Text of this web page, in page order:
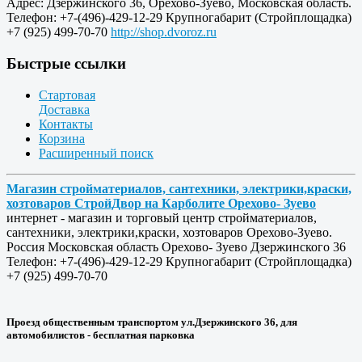
Адрес: Дзержинского 36, Орехово-Зуево, Московская область.
Телефон: +7-(496)-429-12-29 Крупногабарит (Стройплощадка)
+7 (925) 499-70-70 http://shop.dvoroz.ru
Быстрые ссылки
Стартовая
Доставка
Контакты
Корзина
Расширенный поиск
Магазин стройматериалов, сантехники, электрики,краски,
хозтоваров СтройДвор на Карболите Орехово- Зуево
интернет - магазин и торговый центр стройматериалов,
сантехники, электрики,краски, хозтоваров Орехово-Зуево.
Россия Московская область Орехово- Зуево Дзержинского 36
Телефон: +7-(496)-429-12-29 Крупногабарит (Стройплощадка)
+7 (925) 499-70-70
Проезд общественным транспортом ул.Дзержинского 36, для
автомобилистов - бесплатная парковка